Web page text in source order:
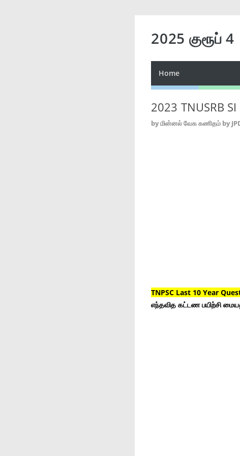
2025 குரூப் 4
Home
2023 TNUSRB
byமின்னல் வேக கணிதம் by
TNPSC Last 10 Year
எந்தவித கட்டண பயிற்சி